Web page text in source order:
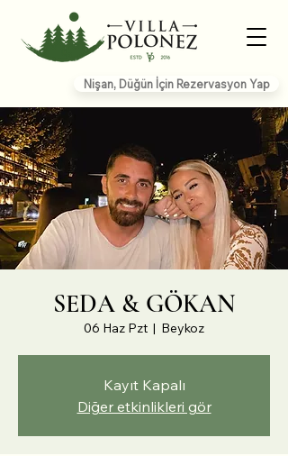
Nişan, Düğün İçin Rezervasyon Yap
SEDA & GÖKAN
06 Haz Pzt
  |
Beykoz
Kayıt Kapalı
Diğer etkinlikleri gör